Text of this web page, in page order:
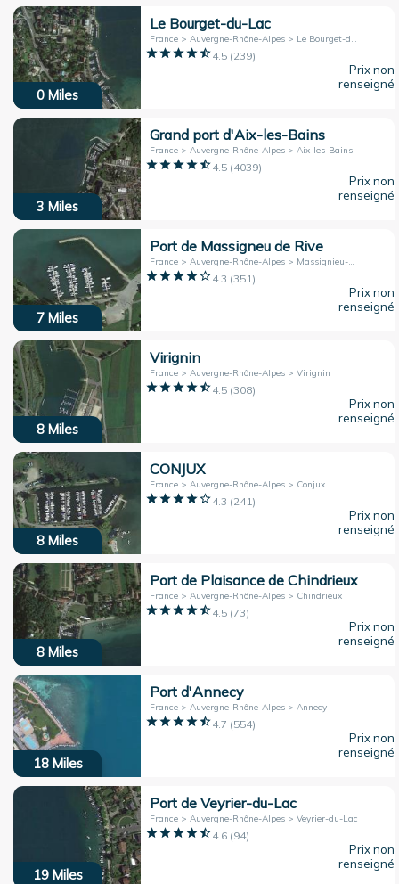
0 Miles
Le Bourget-du-Lac
France > Auvergne-Rhône-Alpes > Le Bourget-du-Lac
4.5(239)
Prix non
renseigné
3 Miles
Grand port d'Aix-les-Bains
France > Auvergne-Rhône-Alpes > Aix-les-Bains
4.5(4039)
Prix non
renseigné
7 Miles
Port de Massigneu de Rive
France > Auvergne-Rhône-Alpes > Massignieu-de-Rives
4.3 (351)
Prix non
renseigné
8 Miles
Virignin
France > Auvergne-Rhône-Alpes > Virignin
4.5(308)
Prix non
renseigné
8 Miles
CONJUX
France > Auvergne-Rhône-Alpes > Conjux
4.3 (241)
Prix non
renseigné
8 Miles
Port de Plaisance de Chindrieux
France > Auvergne-Rhône-Alpes > Chindrieux
4.5(73)
Prix non
renseigné
18 Miles
Port d'Annecy
France > Auvergne-Rhône-Alpes > Annecy
4.7 (554)
Prix non
renseigné
19 Miles
Port de Veyrier-du-Lac
France > Auvergne-Rhône-Alpes > Veyrier-du-Lac
4.6(94)
Prix non
renseigné